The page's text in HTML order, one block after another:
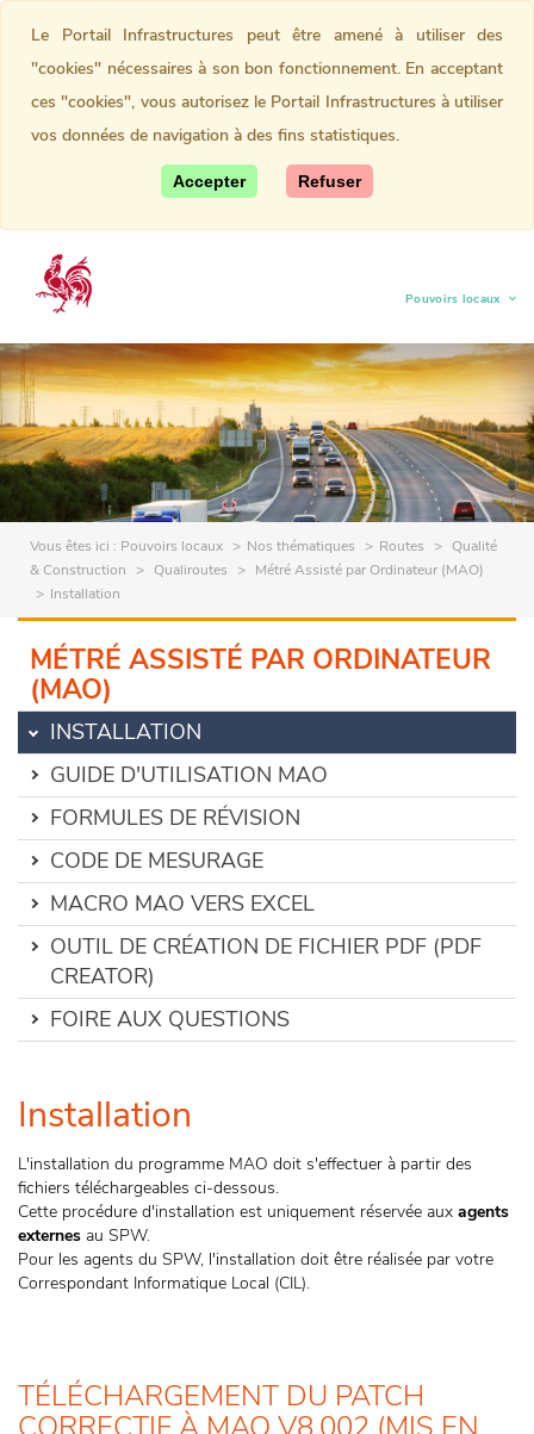
Pouvoirs locaux
(current)
Vous êtes ici : Pouvoirs locaux Nos thématiques Routes
Qualité
& Construction
Qualiroutes
Métré Assisté par Ordinateur (MAO)
Installation
MÉTRÉ ASSISTÉ PAR ORDINATEUR
(MAO)
INSTALLATION
GUIDE D'UTILISATION MAO
FORMULES DE RÉVISION
CODE DE MESURAGE
MACRO MAO VERS EXCEL
OUTIL DE CRÉATION DE FICHIER PDF (PDF
CREATOR)
FOIRE AUX QUESTIONS
Installation
L'installation du programme MAO doit s'effectuer à partir des
fichiers téléchargeables ci-dessous.
Cette procédure d'installation est uniquement réservée aux agents
externes au SPW.
Pour les agents du SPW, l'installation doit être réalisée par votre
Correspondant Informatique Local (CIL).
TÉLÉCHARGEMENT DU PATCH
Le Portail Infrastructures peut être amené à utiliser des
"cookies" nécessaires à son bon fonctionnement. En acceptant
ces "cookies", vous autorisez le Portail Infrastructures à utiliser
vos données de navigation à des fins statistiques.
Accepter Refuser